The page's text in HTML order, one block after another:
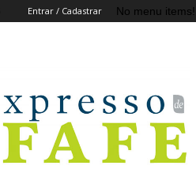
Entrar / Cadastrar No menu items!